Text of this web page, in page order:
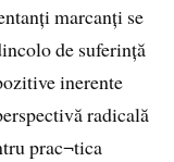
marcanți se
de suferință
inerente
radicală
prac¬tica